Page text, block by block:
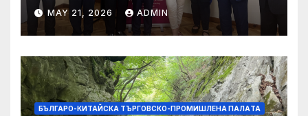
MAY 21, 2026 ADMIN
БЪЛГАРО-КИТАЙСКА ТЪРГОВСКО-ПРОМИШЛЕНА ПАЛAТА